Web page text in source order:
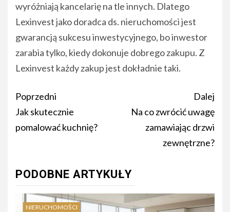
wyróżniają kancelarię na tle innych. Dlatego
Lexinvest jako doradca ds. nieruchomości jest
gwarancją sukcesu inwestycyjnego, bo inwestor
zarabia tylko, kiedy dokonuje dobrego zakupu. Z
Lexinvest każdy zakup jest dokładnie taki.
Nawigacja
wpisu
Poprzedni
Jak skutecznie
pomalować kuchnię?
Dalej
Na co zwrócić uwagę
zamawiając drzwi
zewnętrzne?
PODOBNE ARTYKUŁY
NIERUCHOMOŚCI